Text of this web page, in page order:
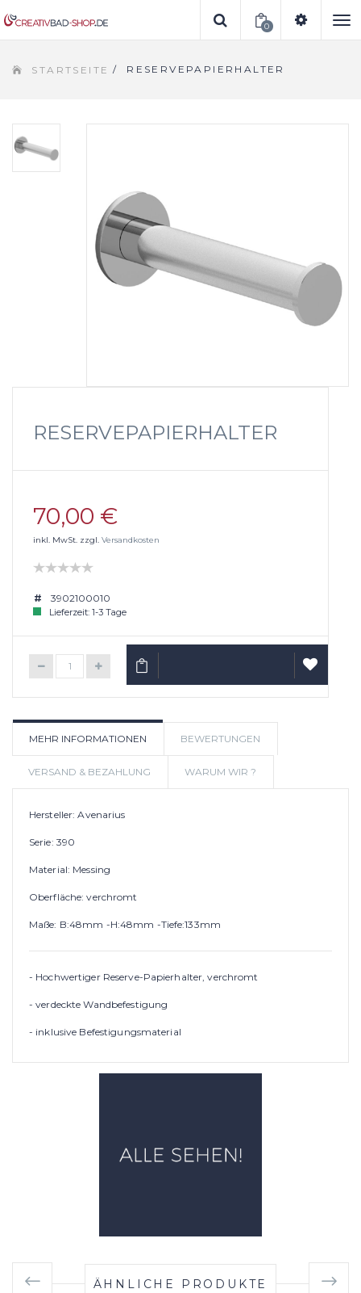
0
STARTSEITE / RESERVEPAPIERHALTER
RESERVEPAPIERHALTER
70,00 €
inkl. MwSt. zzgl. Versandkosten
3902100010
Lieferzeit: 1-3 Tage
IN DEN WARENKORB
MEHR INFORMATIONEN BEWERTUNGEN
VERSAND & BEZAHLUNG WARUM WIR ?
Hersteller: Avenarius
Serie: 390
Material: Messing
Oberfläche: verchromt
Maße: B:48mm -H:48mm -Tiefe:133mm
- Hochwertiger Reserve-Papierhalter, verchromt
- verdeckte Wandbefestigung
- inklusive Befestigungsmaterial
ÄHNLICHE PRODUKTE